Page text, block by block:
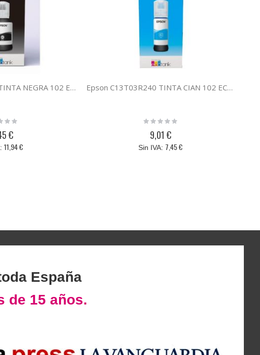
Epson C13T03R140 TINTA NEGRA 102 ECOTANK
€
11,94 €
Epson C13T03R240 TINTA CIAN 102 ECOTANK
Rating:
9,01 €
7,45 €
España
de 15 años.